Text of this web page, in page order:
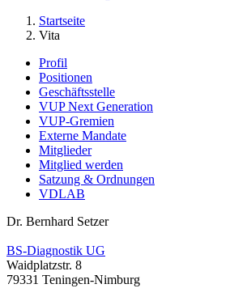
Startseite
Vita
Profil
Positionen
Geschäftsstelle
VUP Next Generation
VUP-Gremien
Externe Mandate
Mitglieder
Mitglied werden
Satzung & Ordnungen
VDLAB
Dr. Bernhard Setzer
BS-Diagnostik UG
Waidplatzstr. 8
79331 Teningen-Nimburg